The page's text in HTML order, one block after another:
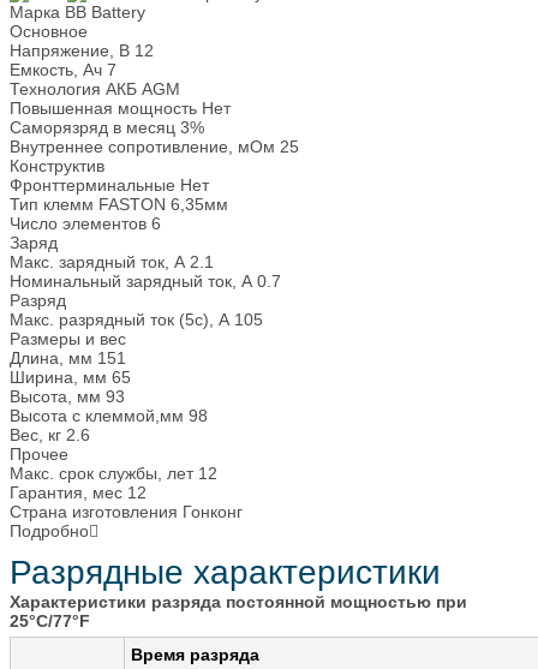
Марка BB Battery
Основное
Напряжение, В 12
Емкость, Ач 7
Технология АКБ AGM
Повышенная мощность Нет
Саморязряд в месяц 3%
Внутреннее сопротивление, мОм 25
Конструктив
Фронттерминальные Нет
Тип клемм FASTON 6,35мм
Число элементов 6
Заряд
Макс. зарядный ток, А 2.1
Номинальный зарядный ток, А 0.7
Разряд
Макс. разрядный ток (5с), А 105
Размеры и вес
Длина, мм 151
Ширина, мм 65
Высота, мм 93
Высота с клеммой,мм 98
Вес, кг 2.6
Прочее
Макс. срок службы, лет 12
Гарантия, мес 12
Страна изготовления Гонконг
Подробно
Разрядные характеристики
Характеристики разряда постоянной мощностью при
25°C/77°F
Время разряда